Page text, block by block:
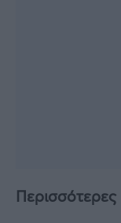
Περισσότερες